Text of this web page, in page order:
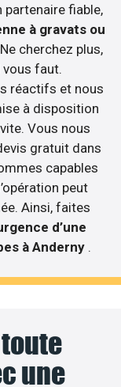
partenaire fiable,
à gravats ou
cherchez plus,
vous faut.
réactifs et nous
à disposition
Vous nous
gratuit dans
capables
peut
Ainsi, faites
d’une
à Anderny .
une